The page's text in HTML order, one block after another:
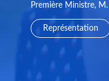
Première Ministre,
Représentation